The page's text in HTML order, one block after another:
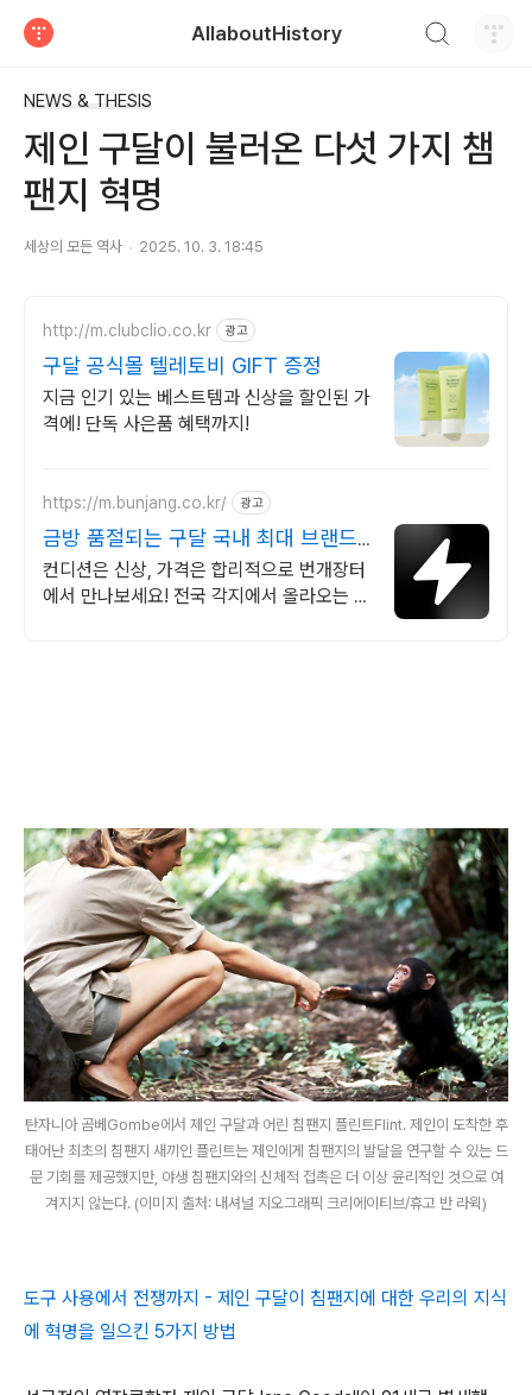
AllaboutHistory
NEWS & THESIS
제인 구달이 불러온 다섯 가지 챔
팬지 혁명
세상의 모든 역사 2025. 10. 3. 18:45
http://m.clubclio.co.kr 광고
구달 공식몰 텔레토비 GIFT 증정
지금 인기 있는 베스트템과 신상을 할인된 가
격에! 단독 사은품 혜택까지!
https://m.bunjang.co.kr/ 광고
금방 품절되는 구달 국내 최대 브랜드
중고거래
컨디션은 신상, 가격은 합리적으로 번개장터
에서 만나보세요! 전국 각지에서 올라오는 전
탄자니아 곰베Gombe에서 제인 구달과 어린 침팬지 플린트Flint. 제인이 도착한 후
태어난 최초의 침팬지 새끼인 플린트는 제인에게 침팬지의 발달을 연구할 수 있는 드
문 기회를 제공했지만, 야생 침팬지와의 신체적 접촉은 더 이상 윤리적인 것으로 여
겨지지 않는다. (이미지 출처: 내셔널 지오그래픽 크리에이티브/휴고 반 라윅)
도구 사용에서 전쟁까지 - 제인 구달이 침팬지에 대한 우리의 지식
에 혁명을 일으킨 5가지 방법